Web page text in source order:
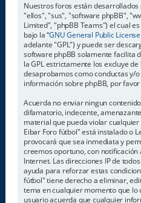
Nuestros foros están
"ellos", "sus", "software phpBB",
Limited", "phpBB Teams") el cual
bajo la “GNU General Public
adelante "GPL") y puede ser
software phpBB solamente facilita
la GPL estrictamente los excluye
desaprobamos como conductas y/
información sobre phpBB, por
Acuerda no enviar ningun
difamatorio, indecente,
material que pueda violar cualquier
Eibar Foro fútbol" está instalado o
provocará que sea inmediata y
creemos oportuno, con notificación
Internet. Las direcciones IP de
ayuda para reforzar estas
fútbol" tiene derecho a eliminar,
tema en cualquier momento que lo
usuario acuerda que cualquier